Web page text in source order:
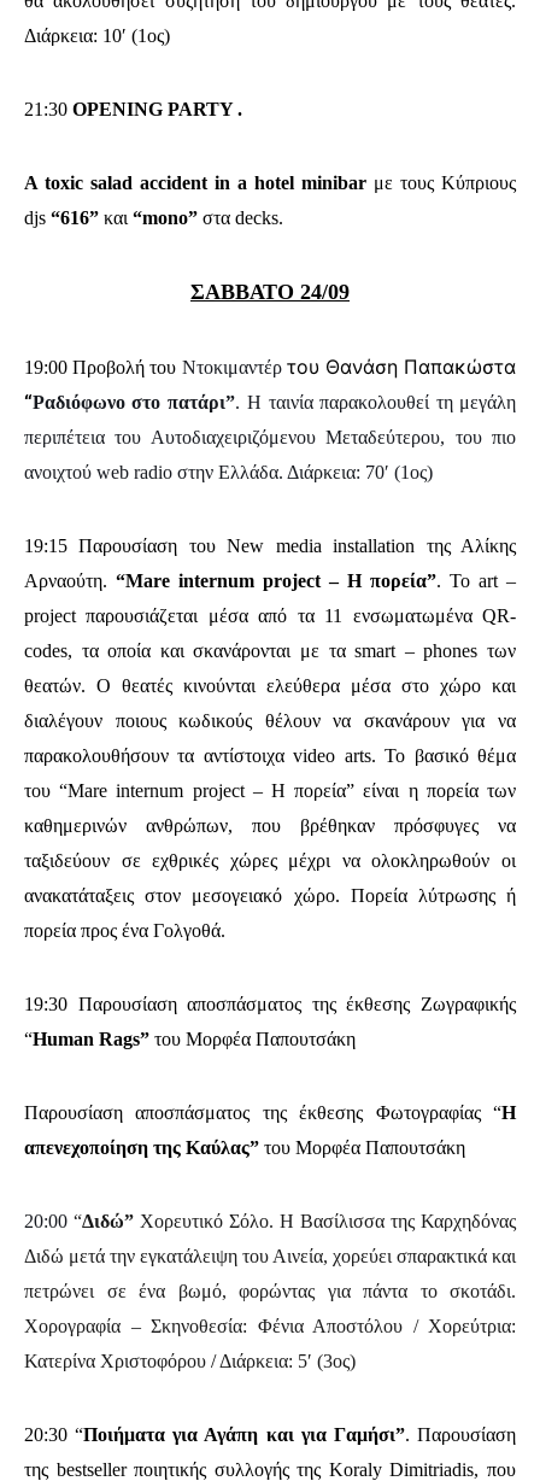
Διάρκεια: 10′ (1ος)
21:30 OPENING PARTY .
A toxic salad accident in a hotel minibar με τους Κύπριους
djs “616” και “mono” στα decks.
ΣΑΒΒΑΤΟ 24/09
19:00 Προβολή του Ντοκιμαντέρ του Θανάση Παπακώστα
“Ραδιόφωνο στο πατάρι”. Η ταινία παρακολουθεί τη μεγάλη
περιπέτεια του Αυτοδιαχειριζόμενου Μεταδεύτερου, του πιο
ανοιχτού web radio στην Ελλάδα. Διάρκεια: 70′ (1ος)
19:15Παρουσίαση του New media installation της Αλίκης
Αρναούτη. “Mare internum project – Η πορεία”. Το art –
project παρουσιάζεται μέσα από τα 11 ενσωματωμένα QR-
codes, τα οποία και σκανάρονται με τα smart – phones των
θεατών. Ο θεατές κινούνται ελεύθερα μέσα στο χώρο και
διαλέγουν ποιους κωδικούς θέλουν να σκανάρουν για να
παρακολουθήσουν τα αντίστοιχα video arts. Το βασικό θέμα
του “Mare internum project – Η πορεία” είναι η πορεία των
καθημερινών ανθρώπων, που βρέθηκαν πρόσφυγες να
ταξιδεύουν σε εχθρικές χώρες μέχρι να ολοκληρωθούν οι
ανακατάταξεις στον μεσογειακό χώρο. Πορεία λύτρωσης ή
πορεία προς ένα Γολγοθά.
19:30 Παρουσίαση αποσπάσματος της έκθεσης Ζωγραφικής
“Human Rags” του Μορφέα Παπουτσάκη
Παρουσίαση αποσπάσματος της έκθεσης Φωτογραφίας “Η
απενεχοποίηση της Καύλας” του Μορφέα Παπουτσάκη
20:00 “Διδώ” Χορευτικό Σόλο. Η Βασίλισσα της Καρχηδόνας
Διδώ μετά την εγκατάλειψη του Αινεία, χορεύει σπαρακτικά και
πετρώνει σε ένα βωμό, φορώντας για πάντα το σκοτάδι.
Χορογραφία – Σκηνοθεσία: Φένια Αποστόλου / Χορεύτρια:
Κατερίνα Χριστοφόρου /Διάρκεια: 5′ (3ος)
20:30 “Ποιήματα για Αγάπη και για Γαμήσι”.Παρουσίαση
της bestseller ποιητικής συλλογής της Koraly Dimitriadis, που